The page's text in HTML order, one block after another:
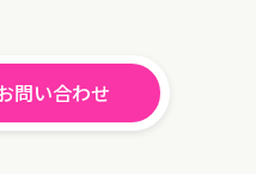
問い合わせ